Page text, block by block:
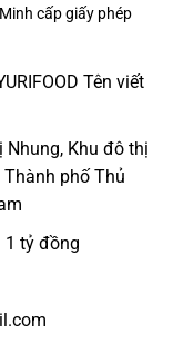
cấp giấy phép
Tên viết
Khu đô thị
phố Thủ
1 tỷ đồng